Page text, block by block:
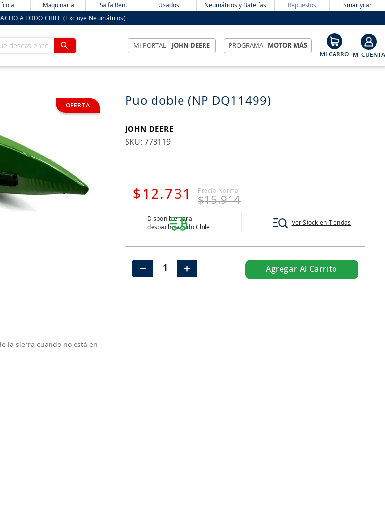
Maquinaria Salfa Rent Usados Neumáticos y Baterías Repuestos Smartycar
A TODO CHILE (Excluye Neumáticos)
deseas encontrar MI PORTAL JOHN DEERE PROGRAMA MOTOR MÁS
la sierra cuando no está en
Puo doble (NP DQ11499)
JOHN DEERE
: 778119
$ 12.731 $15.914
Disponible para
despacho a todo Chile
Ver Stock en Tiendas
＋
－ Agregar Al Carrito